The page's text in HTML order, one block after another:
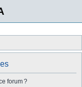
forum ?